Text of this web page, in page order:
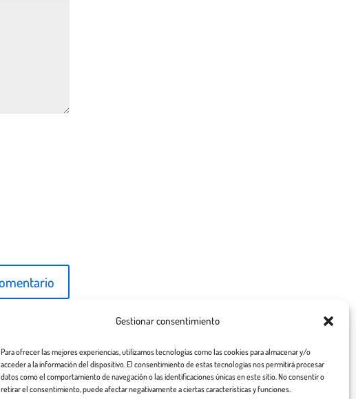
Gestionar consentimiento
Para ofrecer las mejores experiencias, utilizamos tecnologías como las cookies para almacenar y/o
acceder a la información del dispositivo. El consentimiento de estas tecnologías nos permitirá procesar
datos como el comportamiento de navegación o las identificaciones únicas en este sitio. No consentir o
retirar el consentimiento, puede afectar negativamente a ciertas características y funciones.